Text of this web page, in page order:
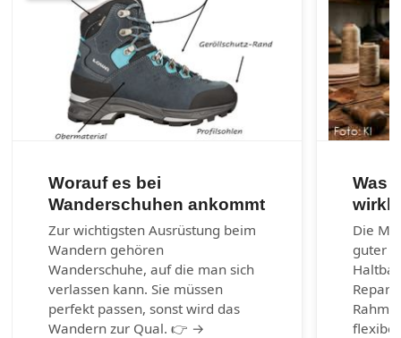
Worauf es bei
Wanderschuhen ankommt
Zur wichtigsten Ausrüstung beim
Wandern gehören
Wanderschuhe, auf die man sich
verlassen kann. Sie müssen
perfekt passen, sonst wird das
Wandern zur Qual. 👉 →
Was
Die
guter
flexibel